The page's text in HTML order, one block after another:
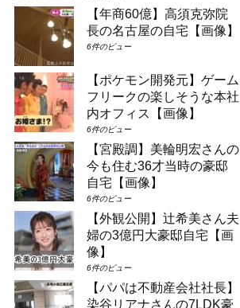
【年商60億】高須克弥院
長の名古屋の自宅【画像】
6件のビュー
【ポケモン開発元】ゲーム
フリークの楽しそうな本社
内オフィス【画像】
6件のビュー
【宮殿調】美輪明宏さんの
今も住む36才当時の豪邸
自宅【画像】
6件のビュー
【外観公開】辻希美さん夫
婦の3億円大豪邸自宅【画
像】
6件のビュー
【パパは不動産会社社長】
染谷リアナさんの7LDK豪